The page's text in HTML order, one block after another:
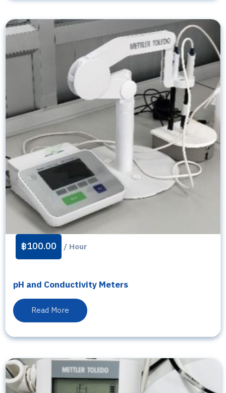
฿100.00 / Hour
pH and Conductivity Meters
Read More